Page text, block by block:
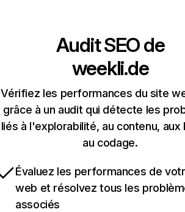
Audit SEO de
weekli.de
Vérifiez les performances du site
grâce à un audit qui détecte les
liés à l'explorabilité, au contenu, aux
au codage.
Évaluez les performances de
web et résolvez tous les
associés